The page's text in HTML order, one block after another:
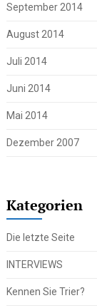
September 2014
August 2014
Juli 2014
Juni 2014
Mai 2014
Dezember 2007
Kategorien
Die letzte Seite
INTERVIEWS
Kennen Sie Trier?